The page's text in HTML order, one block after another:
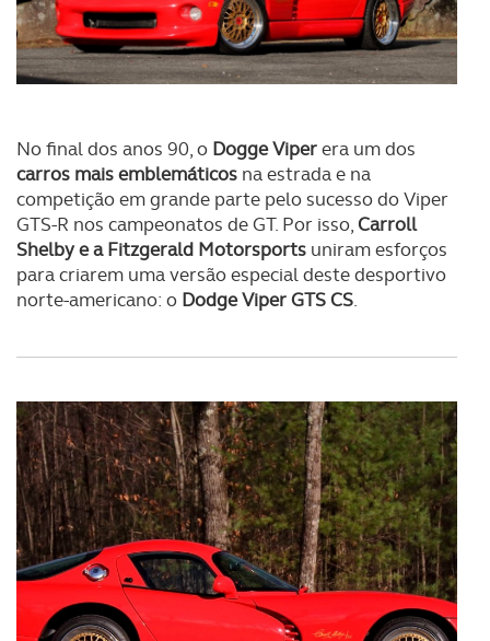
No final dos anos 90, o Dogge Viperera um dos
carros mais emblemáticos na estrada e na
competição em grande parte pelo sucesso do Viper
GTS-R nos campeonatos de GT. Por isso,Carroll
Shelby e a Fitzgerald Motorsports uniram esforços
para criarem uma versão especial deste desportivo
norte-americano: o Dodge Viper GTS CS.